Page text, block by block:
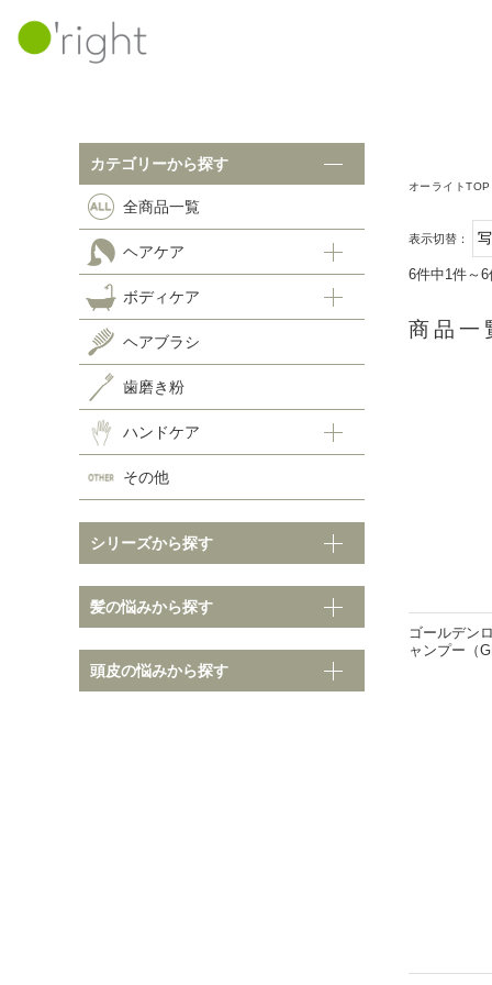
カテゴリーから探す
全商品一覧
ヘアケア
シャンプー
ヘアトリートメント
スキャルプケア
ホームケア
ヘ
髪の悩みから探す
ノーマル クセ
オーライトTOP
表示切替：
6件中1件～
商品一
ゴールデン
ャンプー（
カテゴリーから探す
全商品一覧
ヘアケア
ボディケア
ヘアブラシ
歯磨き粉
ハンドケア
その他
シリーズから探す
髪の悩みから探す
頭皮の悩みから探す